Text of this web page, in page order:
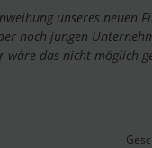
unseres neuen
noch jungen
das nicht möglich